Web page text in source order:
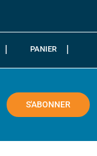
PANIER
S'ABONNER